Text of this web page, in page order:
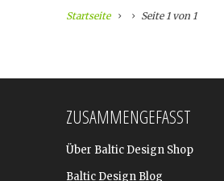
Startseite Seite 1 von 1
ZUSAMMENGEFASST
Über Baltic Design Shop
Baltic Design Blog